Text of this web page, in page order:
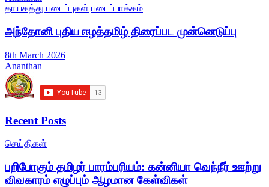
தாயகத்து படைப்புகள் படைப்பாக்கம்
அந்தோனி புதிய ஈழத்தமிழ் திரைப்பட முன்னெடுப்பு
8th March 2026
Ananthan
Recent Posts
செய்திகள்
பறிபோகும் தமிழர் பாரம்பரியம்: கன்னியா வெந்நீர் ஊற்று
விவகாரம் எழுப்பும் ஆழமான கேள்விகள்